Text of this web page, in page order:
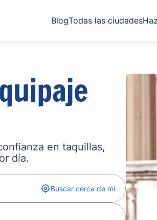
BlogTodas las ciudades
en taquillas,
día.
Buscar cerca de mí